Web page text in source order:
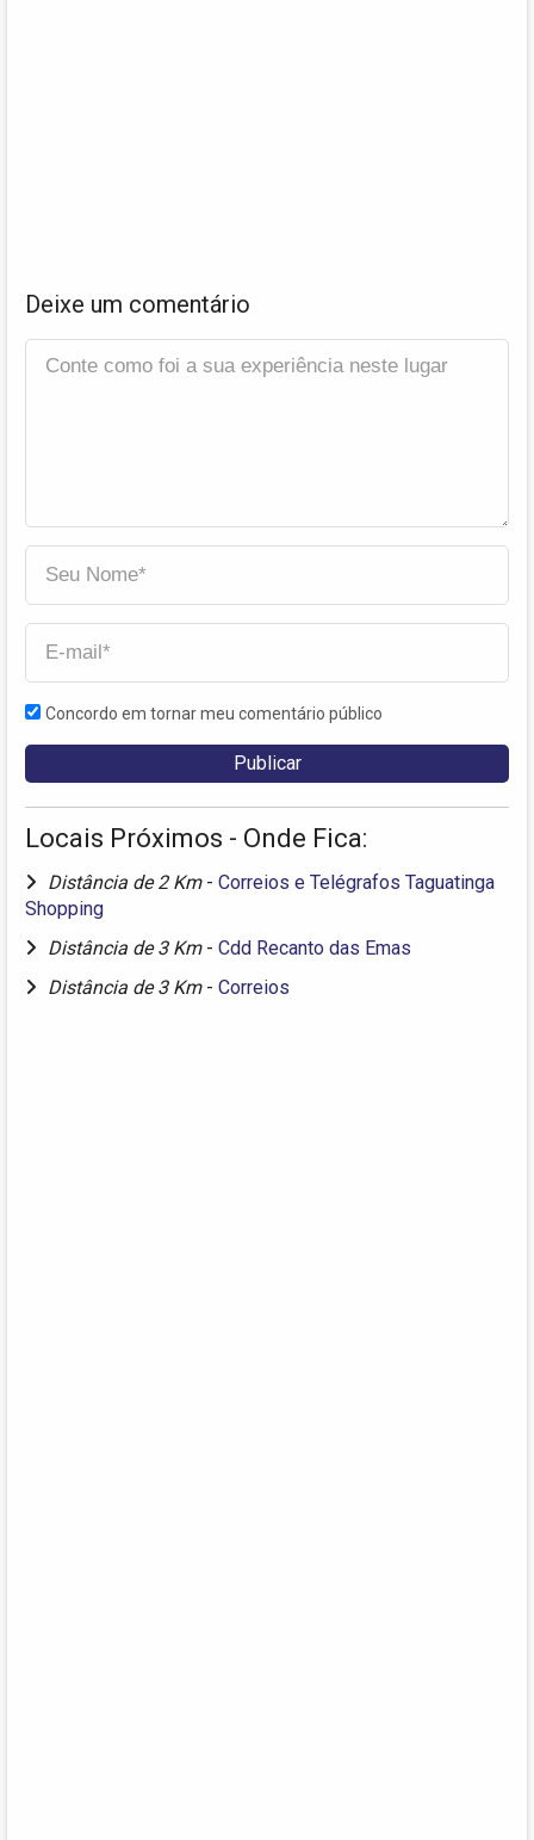
Deixe um comentário
Concordo em tornar meu comentário público
Locais Próximos - Onde Fica:
Distância de 2 Km - Correios e Telégrafos Taguatinga
Shopping
Distância de 3 Km - Cdd Recanto das Emas
Distância de 3 Km - Correios